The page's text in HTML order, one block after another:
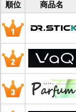
順位 商品名